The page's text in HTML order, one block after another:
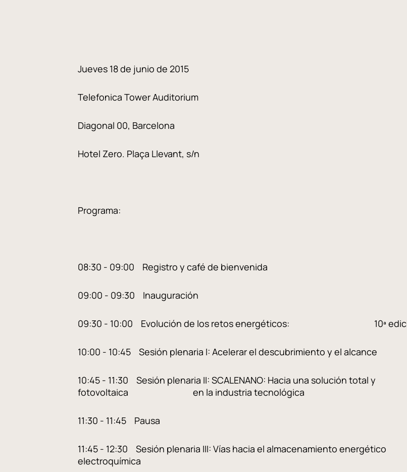
Jueves 18 de junio de 2015
Telefonica Tower Auditorium
Diagonal 00, Barcelona
Hotel Zero. Plaça Llevant, s/n
Programa:
08:30 - 09:00 Registro y café de bienvenida
09:00 - 09:30 Inauguración
09:30 - 10:00 Evolución de los retos energéticos: 10ª edición
10:00 - 10:45 Sesión plenaria I: Acelerar el descubrimiento y el
10:45 - 11:30 Sesión plenaria II: SCALENANO: Hacia una solución total
fotovoltaica en la industria tecnológica
11:30 - 11:45 Pausa
11:45 - 12:30 Sesión plenaria III: Vías hacia el almacenamiento
electroquímica